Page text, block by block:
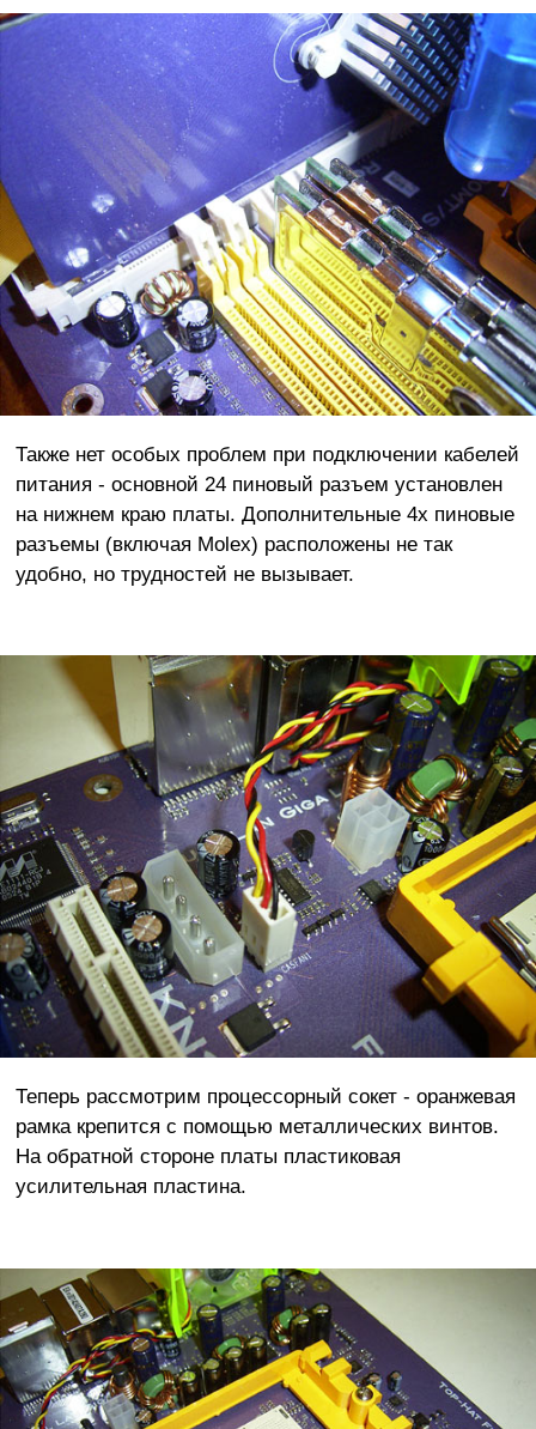
Также нет особых проблем при подключении кабелей
питания - основной 24 пиновый разъем установлен
на нижнем краю платы. Дополнительные 4х пиновые
разъемы (включая Molex) расположены не так
удобно, но трудностей не вызывает.
Теперь рассмотрим процессорный сокет - оранжевая
рамка крепится с помощью металлических винтов.
На обратной стороне платы пластиковая
усилительная пластина.